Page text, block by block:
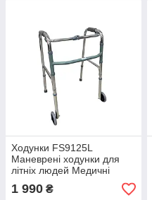
Ходунки FS9125L
Маневрені ходунки для
літніх людей Медичні
ходунки для ходьби
1 990 ₴